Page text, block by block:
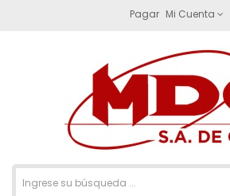
Pagar Mi Cuenta